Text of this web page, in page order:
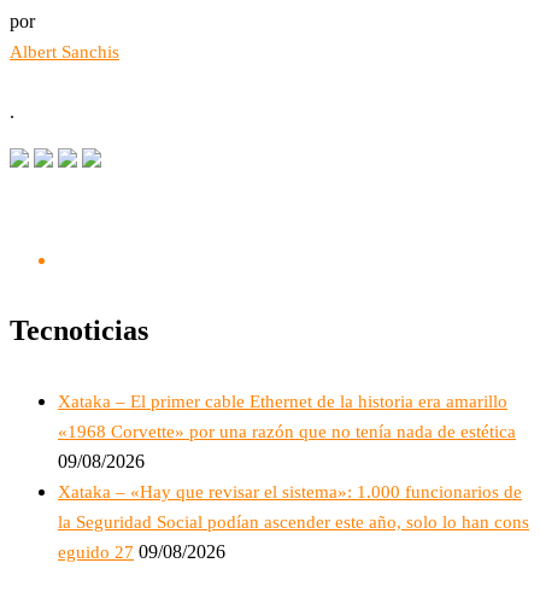
por
Albert Sanchis
.
Tecnoticias
Xataka – El primer cable Ethernet de la historia era amarillo
«1968 Corvette» por una razón que no tenía nada de estética
09/08/2026
Xataka – «Hay que revisar el sistema»: 1.000 funcionarios de
la Seguridad Social podían ascender este año, solo lo han cons
eguido 27 09/08/2026